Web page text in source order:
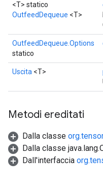
<T> statico
OutfeedDequeue <T>
OutfeedDequeue.Options
statico
Uscita <T>
Metodi ereditati
Dalla classe
Dalla classe
Dall'interfaccia